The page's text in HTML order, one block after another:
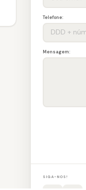
Telefone:
Mensagem:
SIGA-NOS!